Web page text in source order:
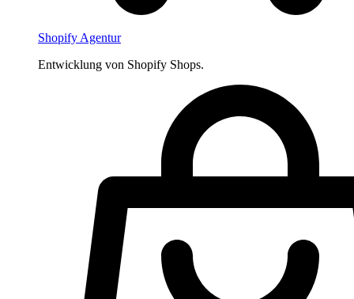
Shopify Agentur
Entwicklung von Shopify Shops.